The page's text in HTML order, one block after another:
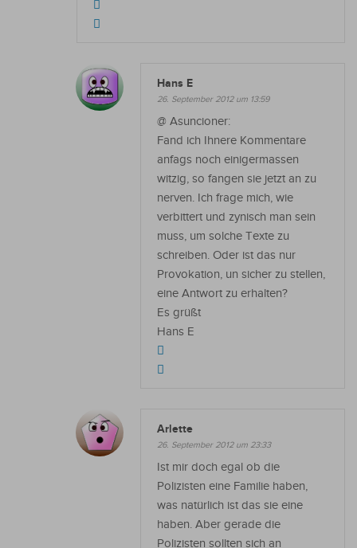
Hans E
26. September 2012 um 13:59
@ Asuncioner:
Fand ich Ihnere Kommentare
anfags noch einigermassen
witzig, so fangen sie jetzt an zu
nerven. Ich frage mich, wie
verbittert und zynisch man sein
muss, um solche Texte zu
schreiben. Oder ist das nur
Provokation, un sicher zu stellen,
eine Antwort zu erhalten?
Es grüßt
Hans E
Arlette
26. September 2012 um 23:33
Ist mir doch egal ob die
Polizisten eine Familie haben,
was natürlich ist das sie eine
haben. Aber gerade die
Polizisten sollten sich an